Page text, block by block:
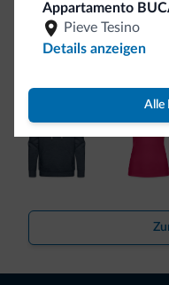
Appartamento
Pieve Tesino
Details anzeigen
Alle
Kollektion
So viele von Ihnen